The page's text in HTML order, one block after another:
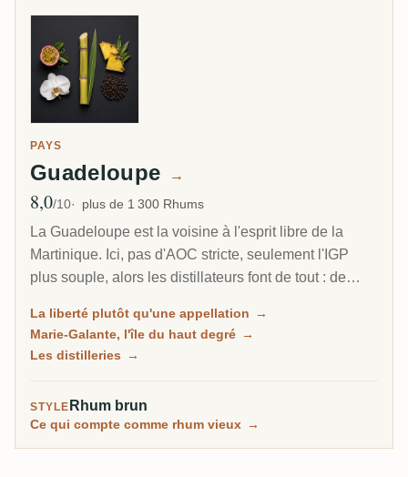
PAYS
Guadeloupe →
Note moyenne
8,0/10 plus de 1 300 Rhums
La Guadeloupe est la voisine à l'esprit libre de la
Martinique. Ici, pas d'AOC stricte, seulement l'IGP
plus souple, alors les distillateurs font de tout : de
mélasse plus riche, et sur la petite île de Marie-
Galante, certains des rhums les plus puissants des
La liberté plutôt qu'une appellation →
Marie-Galante, l'île du haut degré →
Les distilleries →
STYLE Rhum brun
Ce qui compte comme rhum vieux →